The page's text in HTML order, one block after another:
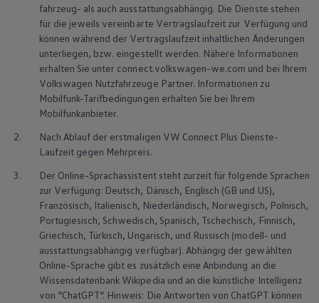
75 Jahre Bulli Jubiläum
Bulli Magazin
Fahrzeugabholung ab Werk
fahrzeug- als auch ausstattungsabhängig. Die Dienste stehen
für die jeweils vereinbarte Vertragslaufzeit zur Verfügung und
können während der Vertragslaufzeit inhaltlichen Änderungen
unterliegen, bzw. eingestellt werden. Nähere Informationen
erhalten Sie unter connect.volkswagen-we.com und bei Ihrem
Volkswagen Nutzfahrzeuge Partner. Informationen zu
Mobilfunk-Tarifbedingungen erhalten Sie bei Ihrem
Mobilfunkanbieter.
2.
Nach Ablauf der erstmaligen VW Connect Plus Dienste-
Laufzeit gegen Mehrpreis.
3.
Der Online-Sprachassistent steht zurzeit für folgende Sprachen
zur Verfügung: Deutsch, Dänisch, Englisch (GB und US),
Französisch, Italienisch, Niederländisch, Norwegisch, Polnisch,
Portugiesisch, Schwedisch, Spanisch, Tschechisch, Finnisch,
Griechisch, Türkisch, Ungarisch, und Russisch (modell- und
ausstattungsabhängig verfügbar). Abhängig der gewählten
Online-Sprache gibt es zusätzlich eine Anbindung an die
Wissensdatenbank Wikipedia und an die künstliche Intelligenz
von “ChatGPT“. Hinweis: Die Antworten von ChatGPT können